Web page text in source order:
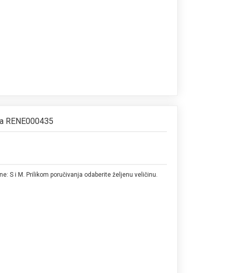
RENE000435
S i M. Prilikom poručivanja odaberite željenu veličinu.